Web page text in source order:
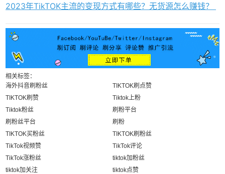
2023年TikTOK主流的变现方式有哪些？无货源怎么赚钱？
相关标签：
海外抖音刷粉丝
TIKTOK刷点赞
TIKTOK刷赞
Tiktok上粉
Tiktok粉丝
刷粉平台
刷粉丝平台
刷粉
TIKTOK买粉丝
TIKTOK刷粉丝
TikTok视频赞
TikTok评论
TikTok涨粉丝
tiktok加粉丝
tiktok加关注
tiktok点赞